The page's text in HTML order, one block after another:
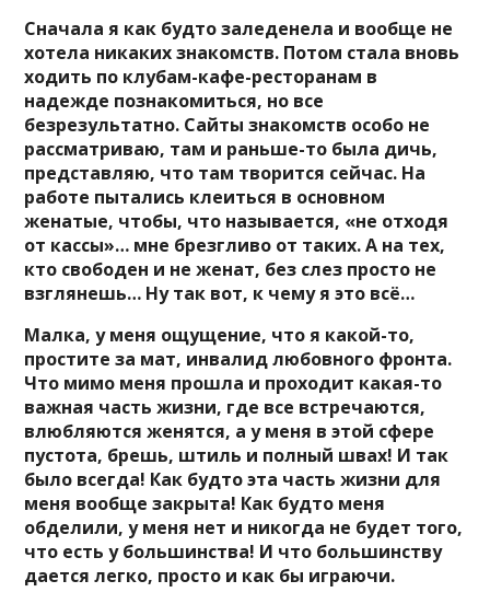
Сначала я как будто заледенела и вообще не
хотела никаких знакомств. Потом стала вновь
ходить по клубам-кафе-ресторанам в
надежде познакомиться, но все
безрезультатно. Сайты знакомств особо не
рассматриваю, там и раньше-то была дичь,
представляю, что там творится сейчас. На
работе пытались клеиться в основном
женатые, чтобы, что называется, «не отходя
от кассы»… мне брезгливо от таких. А на тех,
кто свободен и не женат, без слез просто не
взглянешь… Ну так вот, к чему я это всё…
Малка, у меня ощущение, что я какой-то,
простите за мат, инвалид любовного фронта.
Что мимо меня прошла и проходит какая-то
важная часть жизни, где все встречаются,
влюбляются женятся, а у меня в этой сфере
пустота, брешь, штиль и полный швах! И так
было всегда! Как будто эта часть жизни для
меня вообще закрыта! Как будто меня
обделили, у меня нет и никогда не будет того,
что есть у большинства! И что большинству
дается легко, просто и как бы играючи.